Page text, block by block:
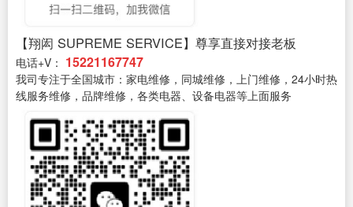
【翔闳 SUPREME SERVICE】尊享直接对接老板
电话+V： 15221167747
我司专注于全国城市：家电维修，同城维修，上门维修，24小时热
线服务维修，品牌维修，各类电器、设备电器等上面服务